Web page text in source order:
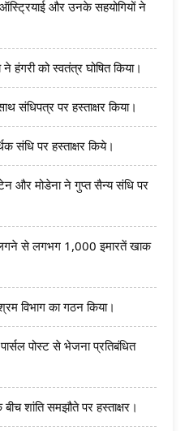
और उनके सहयोगियों ने
हंगरी को स्वतंत्र घोषित किया।
संधिपत्र पर हस्ताक्षर किया।
संधि पर हस्ताक्षर किये।
और मोडेना ने गुप्त सैन्य संधि पर
से लगभग 1,000 इमारतें खाक
विभाग का गठन किया।
पोस्ट से भेजना प्रतिबंधित
शांति समझौते पर हस्ताक्षर।